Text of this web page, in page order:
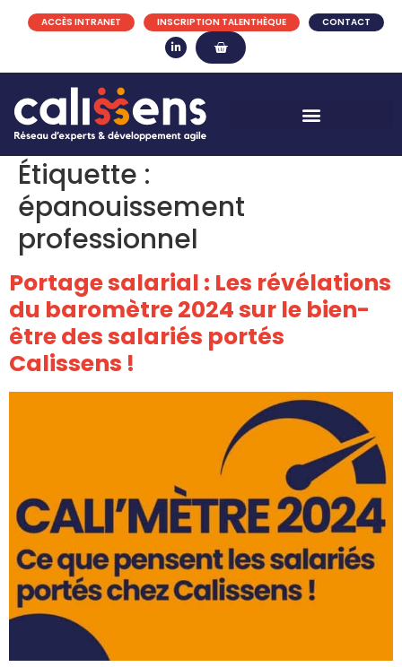
ACCÈS INTRANET INSCRIPTION TALENTHÈQUE CONTACT
Étiquette :
épanouissement
professionnel
Portage salarial : Les révélations
du baromètre 2024 sur le bien-
être des salariés portés
Calissens !